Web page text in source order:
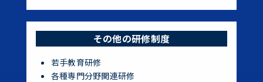
その他の研修制度
若手教育研修
各種専門分野関連研修